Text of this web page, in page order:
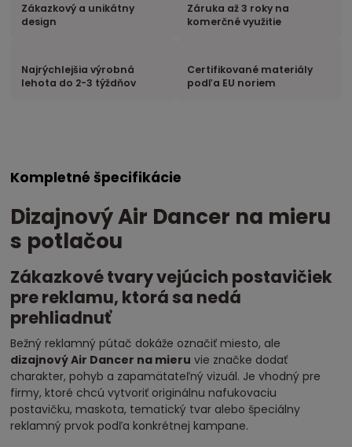
Zákazkový a unikátny
design
Záruka až 3 roky na
komerčné využitie
Najrýchlejšia výrobná
lehota do 2-3 týždňov
Certifikované materiály
podľa EU noriem
Kompletné špecifikácie
Dizajnový Air Dancer na mieru
s potlačou
Zákazkové tvary vejúcich postavičiek
pre reklamu, ktorá sa nedá
prehliadnuť
Bežný reklamný pútač dokáže označiť miesto, ale
dizajnový Air Dancer na mieru vie značke dodať
charakter, pohyb a zapamätateľný vizuál. Je vhodný pre
firmy, ktoré chcú vytvoriť originálnu nafukovaciu
postavičku, maskota, tematický tvar alebo špeciálny
reklamný prvok podľa konkrétnej kampane.